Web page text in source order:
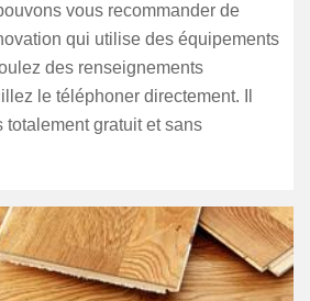
vous recommander de
qui utilise des équipements
des renseignements
le téléphoner directement. Il
gratuit et sans